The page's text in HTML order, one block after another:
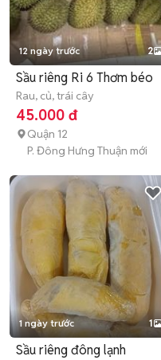
12 ngày trước 2
Sầu riêng Ri 6 Thơm béo
Rau, củ, trái cây
45.000 đ
Quận 12
P. Đông Hưng Thuận mới
1 ngày trước 1
Sầu riêng đông lạnh